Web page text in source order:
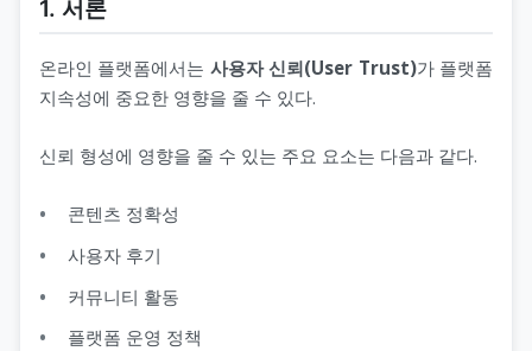
1. 서론
온라인 플랫폼에서는 사용자 신뢰(User Trust)가 플랫폼
지속성에 중요한 영향을 줄 수 있다.
신뢰 형성에 영향을 줄 수 있는 주요 요소는 다음과 같다.
콘텐츠 정확성
사용자 후기
커뮤니티 활동
플랫폼 운영 정책